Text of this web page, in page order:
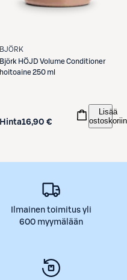
BJÖRK
Björk HÖJD Volume Conditioner
hoitoaine 250 ml
Hinta16,90 €
Lisää
ostoskoriin
Ilmainen toimitus yli
600 myymälään